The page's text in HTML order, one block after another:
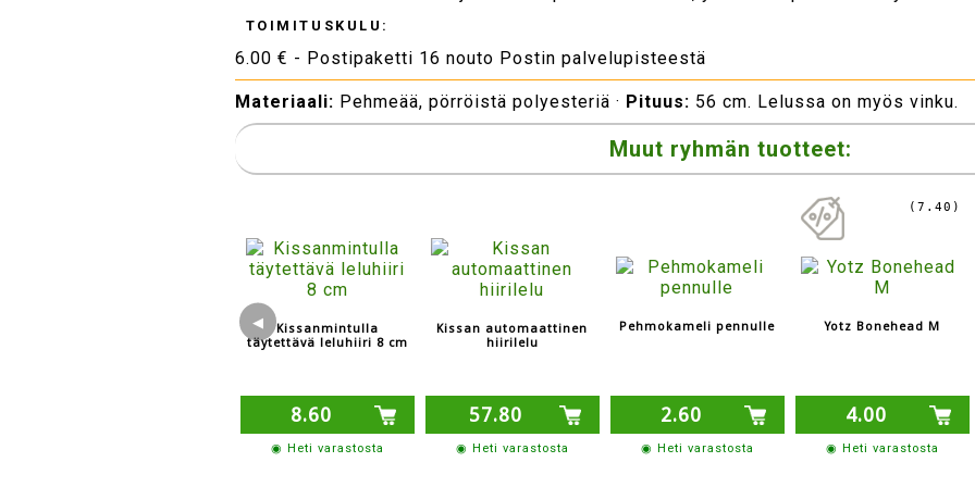
TOIMITUSKULU:
6.00 € - Postipaketti 16 nouto Postin palvelupisteestä
Materiaali: Pehmeää, pörröistä polyesteriä · Pituus: 56 cm. Lelussa on myös vinku.
Muut ryhmän tuotteet:
◀
Kissanmintulla
täytettävä leluhiiri 8 cm
8.60
◉ Heti varastosta
Kissan automaattinen
hiirilelu
57.80
◉ Heti varastosta
Pehmokameli pennulle
2.60
◉ Heti varastosta
(7.40)
Yotz Bonehead M
4.00
◉ Heti varastosta